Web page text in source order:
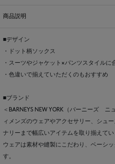
商品説明
■デザイン
・ドット柄ソックス
・スーツやジャケット×パンツスタイル
・色違いで揃えていただくのもおすすめ
■ブランド
＜BARNEYS NEW YORK（バーニーズ
ィメンズのウェアやアクセサリー、シュ
ナリーまで幅広いアイテムを取り揃えてい
ウェアは素材や縫製にこだわり、ベーシ
す。